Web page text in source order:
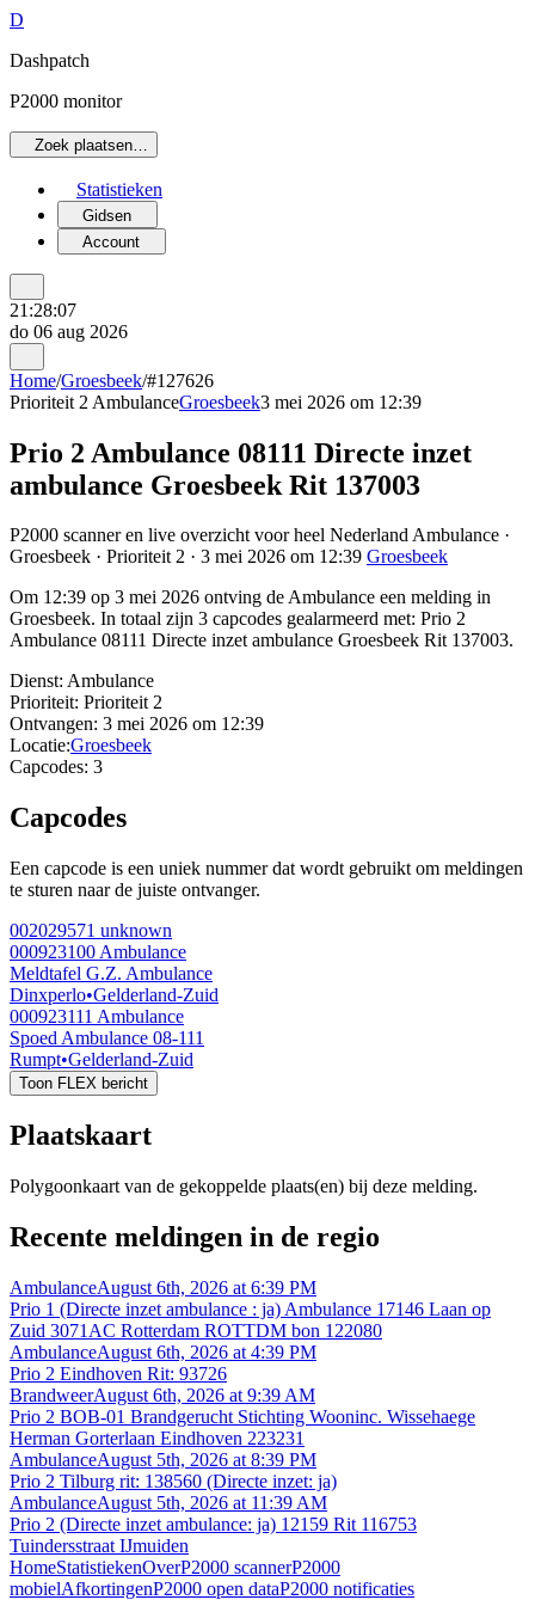
D
Dashpatch
P2000 monitor
Zoek plaatsen…
Statistieken
Gidsen
Account
21:28:07
do 06 aug 2026
Home/Groesbeek/#127626
Prioriteit 2 AmbulanceGroesbeek3 mei 2026 om 12:39
Prio 2 Ambulance 08111 Directe inzet
ambulance Groesbeek Rit 137003
P2000 scanner en live overzicht voor heel Nederland Ambulance ·
Groesbeek · Prioriteit 2 · 3 mei 2026 om 12:39 Groesbeek
Om 12:39 op 3 mei 2026 ontving de Ambulance een melding in
Groesbeek. In totaal zijn 3 capcodes gealarmeerd met: Prio 2
Ambulance 08111 Directe inzet ambulance Groesbeek Rit 137003.
Dienst: Ambulance
Prioriteit: Prioriteit 2
Ontvangen: 3 mei 2026 om 12:39
Locatie:Groesbeek
Capcodes: 3
Capcodes
Een capcode is een uniek nummer dat wordt gebruikt om meldingen
te sturen naar de juiste ontvanger.
002029571 unknown
000923100 Ambulance
Meldtafel G.Z. Ambulance
Dinxperlo•Gelderland-Zuid
000923111 Ambulance
Spoed Ambulance 08-111
Rumpt•Gelderland-Zuid
Toon FLEX bericht
Plaatskaart
Polygoonkaart van de gekoppelde plaats(en) bij deze melding.
Recente meldingen in de regio
AmbulanceAugust 6th, 2026 at 6:39 PM
Prio 1 (Directe inzet ambulance : ja) Ambulance 17146 Laan op
Zuid 3071AC Rotterdam ROTTDM bon 122080
AmbulanceAugust 6th, 2026 at 4:39 PM
Prio 2 Eindhoven Rit: 93726
BrandweerAugust 6th, 2026 at 9:39 AM
Prio 2 BOB-01 Brandgerucht Stichting Wooninc. Wissehaege
Herman Gorterlaan Eindhoven 223231
AmbulanceAugust 5th, 2026 at 8:39 PM
Prio 2 Tilburg rit: 138560 (Directe inzet: ja)
AmbulanceAugust 5th, 2026 at 11:39 AM
Prio 2 (Directe inzet ambulance: ja) 12159 Rit 116753
Tuindersstraat IJmuiden
HomeStatistiekenOverP2000 scannerP2000
mobielAfkortingenP2000 open dataP2000 notificaties